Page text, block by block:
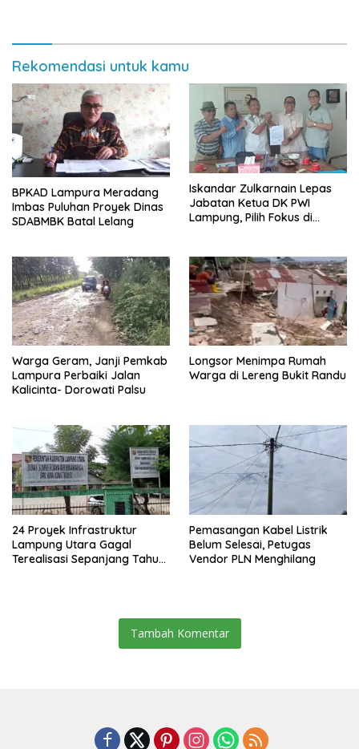
Rekomendasi untuk kamu
BPKAD Lampura Meradang
Imbas Puluhan Proyek Dinas
SDABMBK Batal Lelang
Iskandar Zulkarnain Lepas
Jabatan Ketua DK PWI
Lampung, Pilih Fokus di
Warga Geram, Janji Pemkab
Lampura Perbaiki Jalan
Kalicinta- Dorowati Palsu
Longsor Menimpa Rumah
Warga di Lereng Bukit Randu
24 Proyek Infrastruktur
Lampung Utara Gagal
Terealisasi Sepanjang Tahun
Pemasangan Kabel Listrik
Belum Selesai, Petugas
Vendor PLN Menghilang
Tambah Komentar